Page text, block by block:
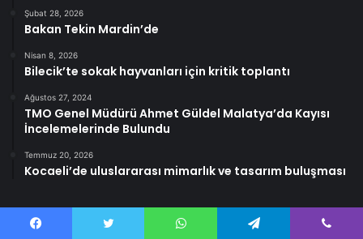
Şubat 28, 2026
Bakan Tekin Mardin’de
Nisan 8, 2026
Bilecik’te sokak hayvanları için kritik toplantı
Ağustos 27, 2024
TMO Genel Müdürü Ahmet Güldel Malatya’da Kayısı
İncelemelerinde Bulundu
Temmuz 20, 2026
Kocaeli’de uluslararası mimarlık ve tasarım buluşması